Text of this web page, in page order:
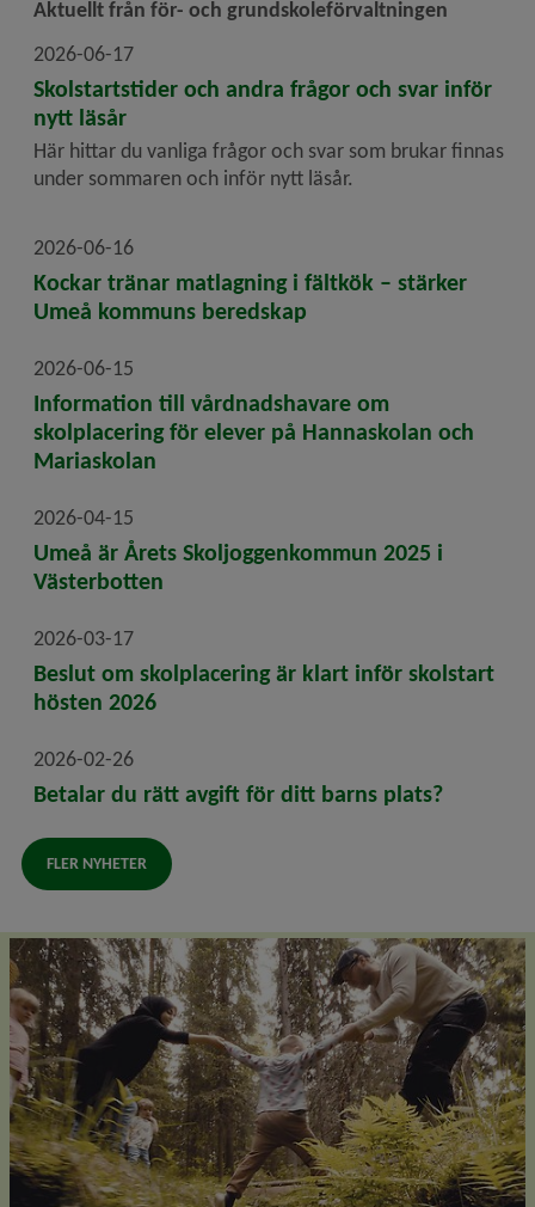
Aktuellt från för- och grundskoleförvaltningen
2026-06-17
Skolstartstider och andra frågor och svar inför
nytt läsår
Här hittar du vanliga frågor och svar som brukar finnas
under sommaren och inför nytt läsår.
2026-06-16
Kockar tränar matlagning i fältkök – stärker
Umeå kommuns beredskap
2026-06-15
Information till vårdnadshavare om
skolplacering för elever på Hannaskolan och
Mariaskolan
2026-04-15
Umeå är Årets Skoljoggenkommun 2025 i
Västerbotten
2026-03-17
Beslut om skolplacering är klart inför skolstart
hösten 2026
2026-02-26
Betalar du rätt avgift för ditt barns plats?
FLER NYHETER